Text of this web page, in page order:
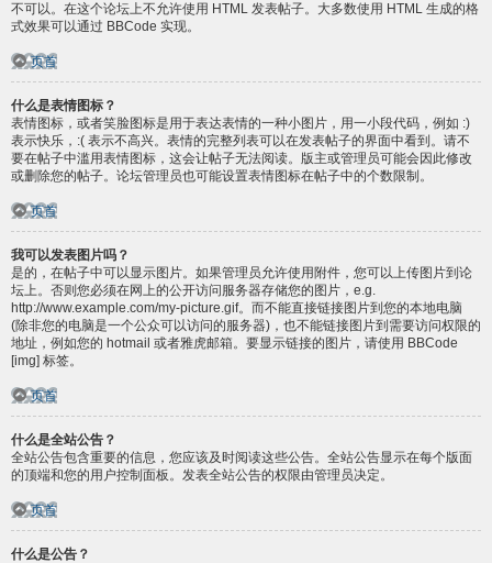
不可以。在这个论坛上不允许使用 HTML 发表帖子。大多数使用 HTML 生成的格
式效果可以通过 BBCode 实现。
页首
什么是表情图标？
表情图标，或者笑脸图标是用于表达表情的一种小图片，用一小段代码，例如 :)
表示快乐，:( 表示不高兴。表情的完整列表可以在发表帖子的界面中看到。请不
要在帖子中滥用表情图标，这会让帖子无法阅读。版主或管理员可能会因此修改
或删除您的帖子。论坛管理员也可能设置表情图标在帖子中的个数限制。
页首
我可以发表图片吗？
是的，在帖子中可以显示图片。如果管理员允许使用附件，您可以上传图片到论
坛上。否则您必须在网上的公开访问服务器存储您的图片，e.g.
http://www.example.com/my-picture.gif。而不能直接链接图片到您的本地电脑
(除非您的电脑是一个公众可以访问的服务器)，也不能链接图片到需要访问权限的
地址，例如您的 hotmail 或者雅虎邮箱。要显示链接的图片，请使用 BBCode
[img] 标签。
页首
什么是全站公告？
全站公告包含重要的信息，您应该及时阅读这些公告。全站公告显示在每个版面
的顶端和您的用户控制面板。发表全站公告的权限由管理员决定。
页首
什么是公告？